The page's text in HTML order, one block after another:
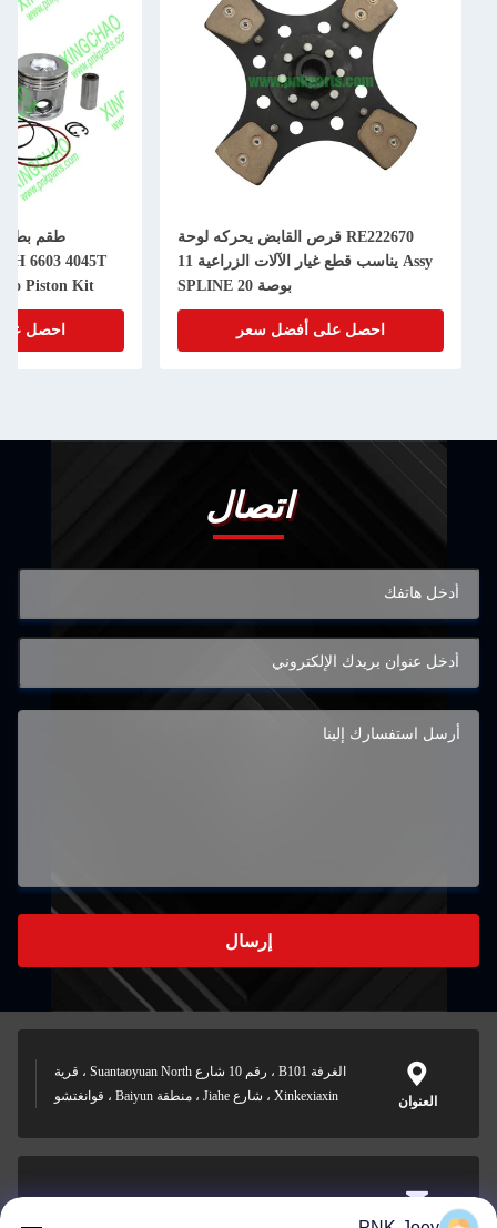
RE222670 قرص القابض يحركه لوحة
Assy يناسب قطع غيار الآلات الزراعية 11
بوصة 20 SPLINE
احصل على أفضل سعر
6603 4045T
Piston Kit
احصل
اتصال
إرسال
العنوان
الغرفة B101 ، رقم 10 شارع Suantaoyuan North ، قرية
Xinkexiaxin ، شارع Jiahe ، منطقة Baiyun ، قوانغتشو
xianzhihao@gzxingchao.info